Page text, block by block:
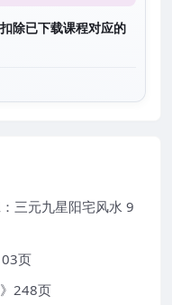
扣除已下载课程对应的
三元九星阳宅风水 9
页
248页